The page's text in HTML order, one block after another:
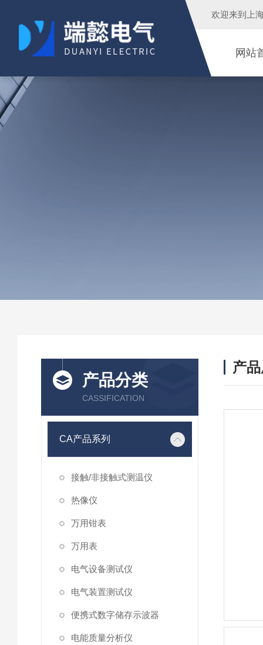
欢迎来到 上
网站
产品分类
CASSIFICATION
CA产品系列
接触/非接触式测温仪
热像仪
万用钳表
万用表
电气设备测试仪
电气装置测试仪
便携式数字储存示波器
电能质量分析仪
产